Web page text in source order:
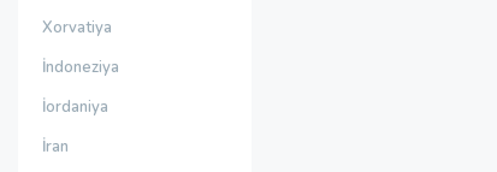
Xorvatiya
İndoneziya
İordaniya
İran